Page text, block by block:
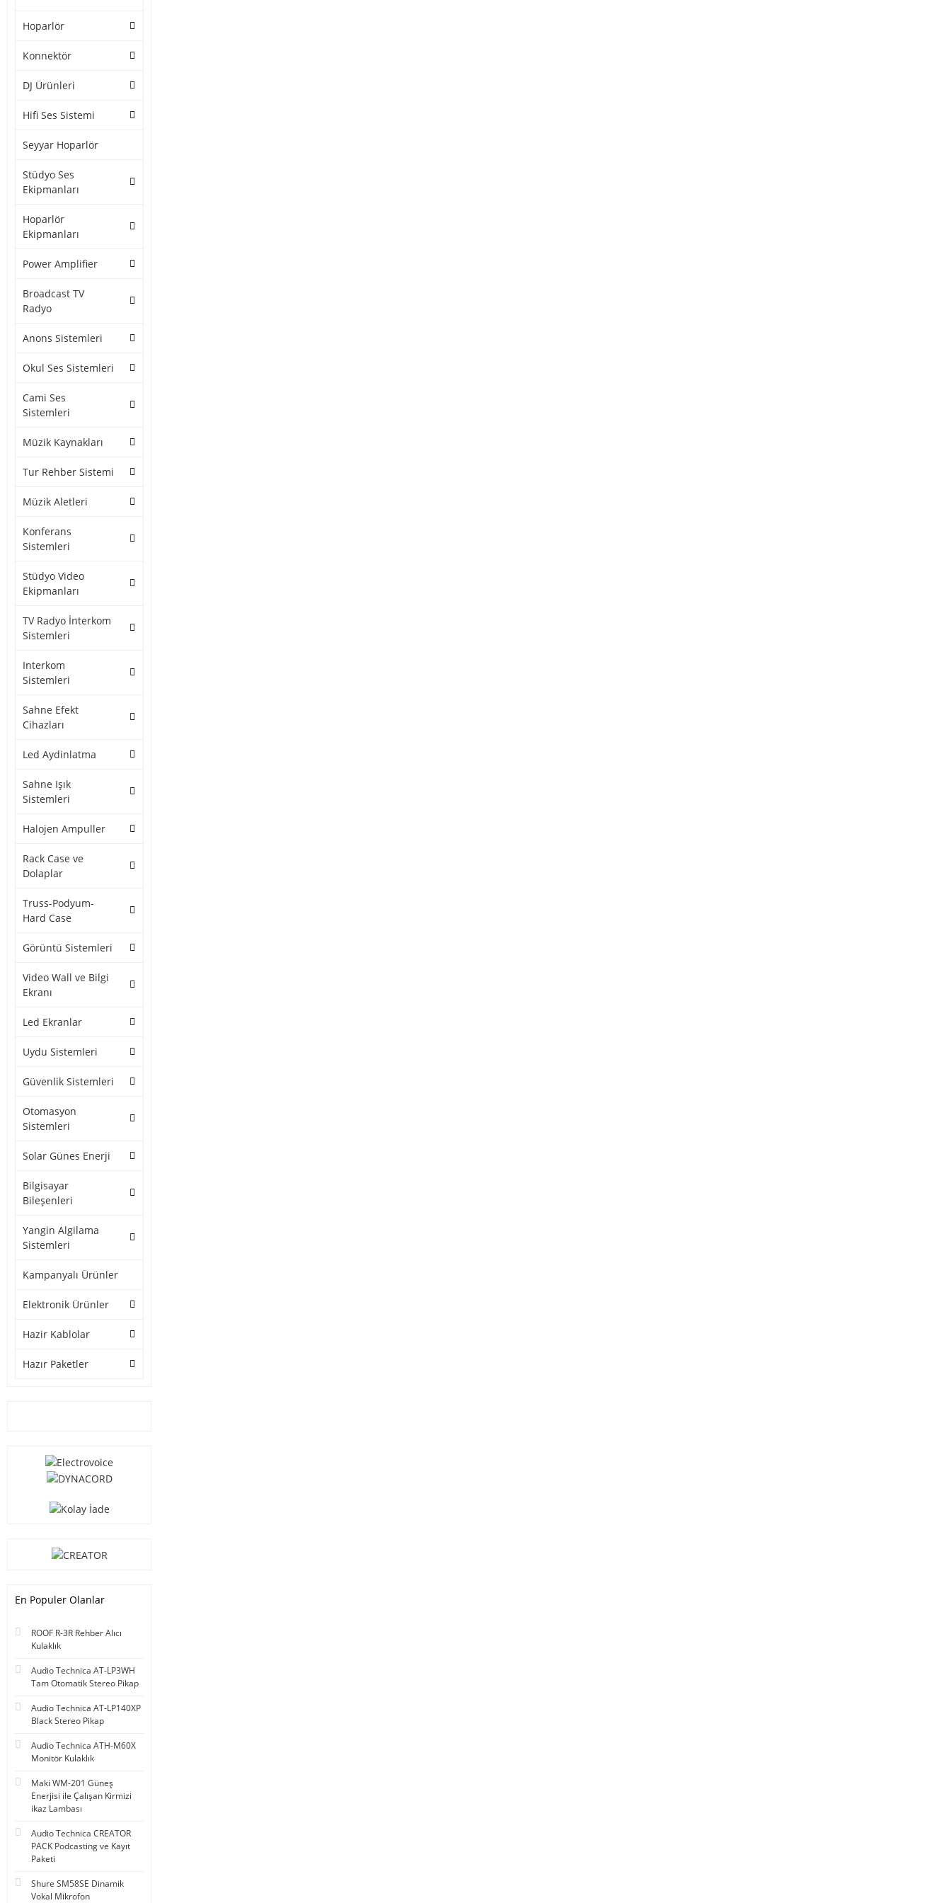
Hoparlör
Konnektör
DJ Ürünleri
Hifi Ses Sistemi
Seyyar Hoparlör
Stüdyo Ses
Ekipmanları
Hoparlör
Ekipmanları
Power Amplifier
Broadcast TV
Radyo
Anons Sistemleri
Okul Ses Sistemleri
Cami Ses
Sistemleri
Müzik Kaynakları
Tur Rehber Sistemi
Müzik Aletleri
Konferans
Sistemleri
Stüdyo Video
Ekipmanları
TV Radyo İnterkom
Sistemleri
Interkom
Sistemleri
Sahne Efekt
Cihazları
Led Aydinlatma
Sahne Işık
Sistemleri
Halojen Ampuller
Rack Case ve
Dolaplar
Truss-Podyum-
Hard Case
Görüntü Sistemleri
Video Wall ve Bilgi
Ekranı
Led Ekranlar
Uydu Sistemleri
Güvenlik Sistemleri
Otomasyon
Sistemleri
Solar Günes Enerji
Bilgisayar
Bileşenleri
Yangin Algilama
Sistemleri
Kampanyalı Ürünler
Elektronik Ürünler
Hazir Kablolar
Hazır Paketler
En Populer Olanlar
ROOF R-3R Rehber Alıcı
Kulaklık
Audio Technica AT-LP3WH
Tam Otomatik Stereo Pikap
Audio Technica AT-LP140XP
Black Stereo Pikap
Audio Technica ATH-M60X
Monitör Kulaklık
Maki WM-201 Güneş
Enerjisi ile Çalışan Kirmizi
ikaz Lambası
Audio Technica CREATOR
PACK Podcasting ve Kayıt
Paketi
Shure SM58SE Dinamik
Vokal Mikrofon